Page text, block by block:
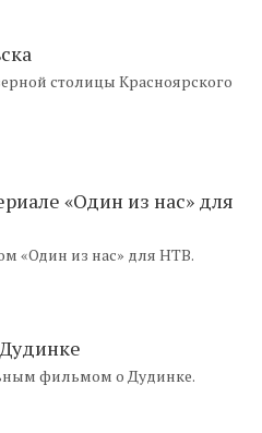
столицы Красноярского
«Один из нас» для
«Один из нас» для НТВ.
фильмом о Дудинке.